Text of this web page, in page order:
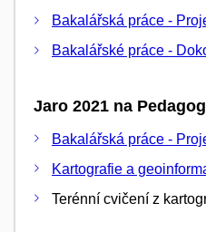
Bakalářská práce -
Bakalářské práce -
Jaro 2021 na
Bakalářská práce -
Kartografie a
Terénní cvičení z